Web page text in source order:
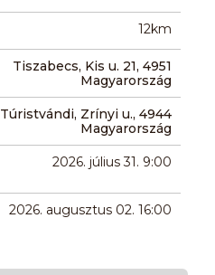
12km
Tiszabecs, Kis u. 21, 4951
Magyarország
Túristvándi, Zrínyi u., 4944
Magyarország
2026. július 31. 9:00
2026. augusztus 02. 16:00